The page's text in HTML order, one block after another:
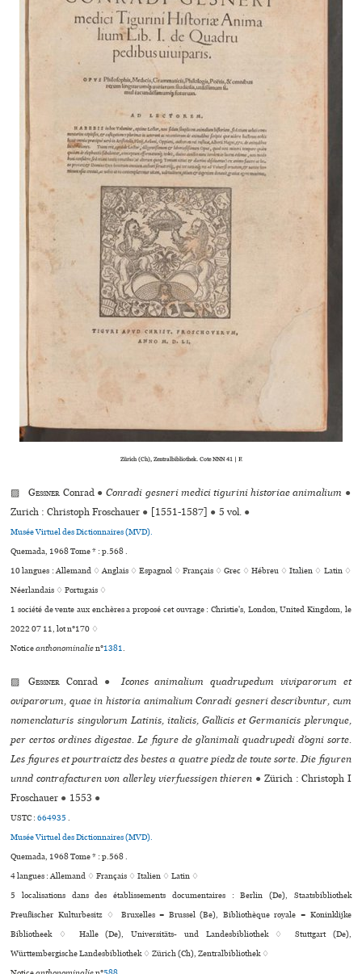
Zürich (Ch), Zentralbibliothek. Cote NNN 41 | F.
▨Gessner Conrad ● Conradi ges­neri medici tigu­rini his­to­riae ani­ma­lium ●
Zurich : Christoph Froschauer ● [1551-1587] ● 5 vol. ●
Musée Virtuel des Dictionnaires (MVD).
Quemada, 1968 Tome * : p.568 .
10 langues :Allemand ♢Anglais ♢ Espagnol ♢ Français ♢Grec ♢Hébreu ♢Italien ♢ Latin ♢
Néerlandais ♢Portugais ♢
1 société de vente aux enchères a proposé cet ouvrage : Christie's, London, United Kingdom, le
2022 07 11, lot n°170 ♢
Noticeanthonominalien°1381.
▨Gessner Conrad ●
Icones animalium quadrupedum viviparorum et
oviparorum, quae in historia animalium Conradi gesneri describvntur, cum
nomenclaturis singvlorum Latinis, italicis, Gallicis et Germanicis plervnque,
per certos ordines digestae. Le figure de gl’animali quadrupedi d’ogni sorte.
Les figures et pourtraictz des bestes a quatre piedz de toute sorte. Die figuren
unnd contrafacturen von allerley vierfuessigen thieren ● Zürich : Christoph I
Froschauer ● 1553 ●
USTC :664935.
Musée Virtuel des Dictionnaires (MVD).
Quemada, 1968 Tome * : p.568 .
4 langues :Allemand ♢Français ♢Italien ♢Latin ♢
5 localisations dans des établissements documentaires : Berlin (De), Staatsbibliothek
Preußischer Kulturbesitz ♢ Bruxelles = Brussel (Be), Bibliothèque royale = Koninklijke
Bibliotheek ♢ Halle (De), Universitäts- und Landesbibliothek ♢ Stuttgart (De),
Württembergische Landesbibliothek ♢ Zürich (Ch), Zentralbibliothek ♢